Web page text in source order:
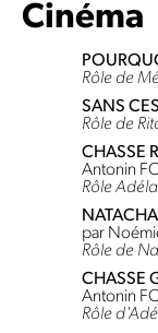
Cinéma
Rôle de
SANS
Rôle de
CHASSE
Antonin
Rôle
par
Rôle de
CHASSE
Antonin
Rôle